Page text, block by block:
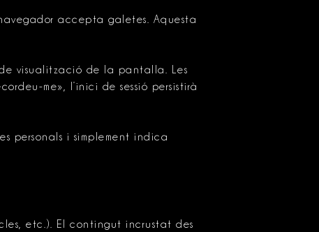
accepta galetes. Aquesta
de visualització de la pantalla. Les
me», l’inici de sessió persistirà
personals i simplement indica
etc.). El contingut incrustat des